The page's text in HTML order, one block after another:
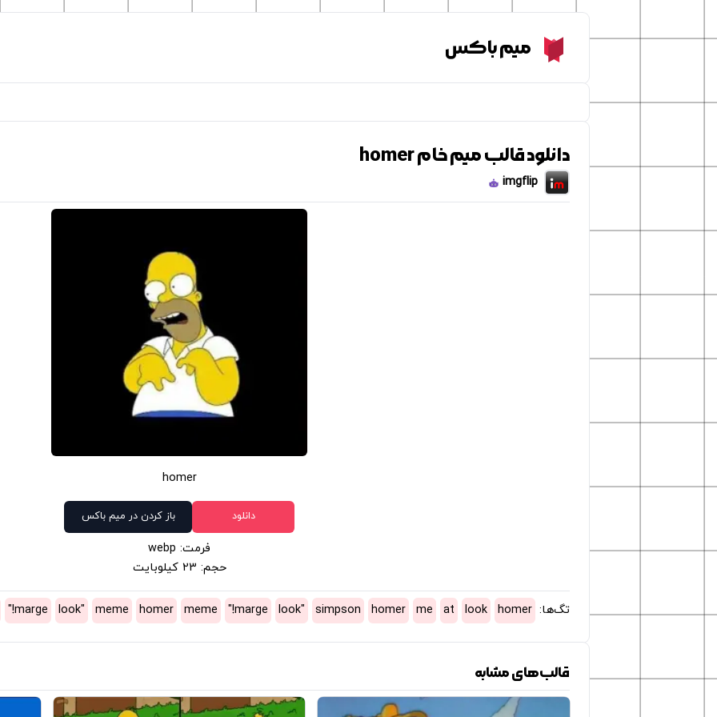
Meme Boxمیم باکس
دانلود قالب میم خام homer
imgflip
homer
دانلود باز کردن در میم باکس
فرمت: webp
حجم: 23 کیلوبایت
تگ‌ها: homer
look
at
me
homer
simpson
"look
marge!"
meme
homer
meme
"look
marge!"
قالب‌های مشابه